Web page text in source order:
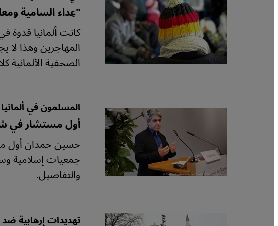
"عِداء السامية
كانت ألمانيا قدوة
المهاجرين وهذا لا
الصحفية الألمانية
المسلمون في ألمانيا
أول مستشار في
حسين حمدان أول
جمعيات إسلامية
والتفاصيل.
تهديدات إرهابية